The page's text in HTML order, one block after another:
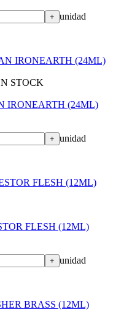
+ unidad
STOCK
IRONEARTH (24ML)
+ unidad
FLESH (12ML)
+ unidad